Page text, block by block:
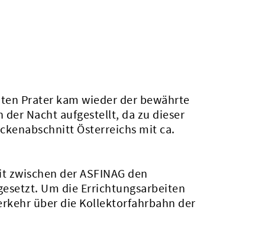
Prater kam wieder der bewährte
der Nacht aufgestellt, da zu dieser
Österreichs mit ca.
der ASFINAG den
Um die Errichtungsarbeiten
über die Kollektorfahrbahn der